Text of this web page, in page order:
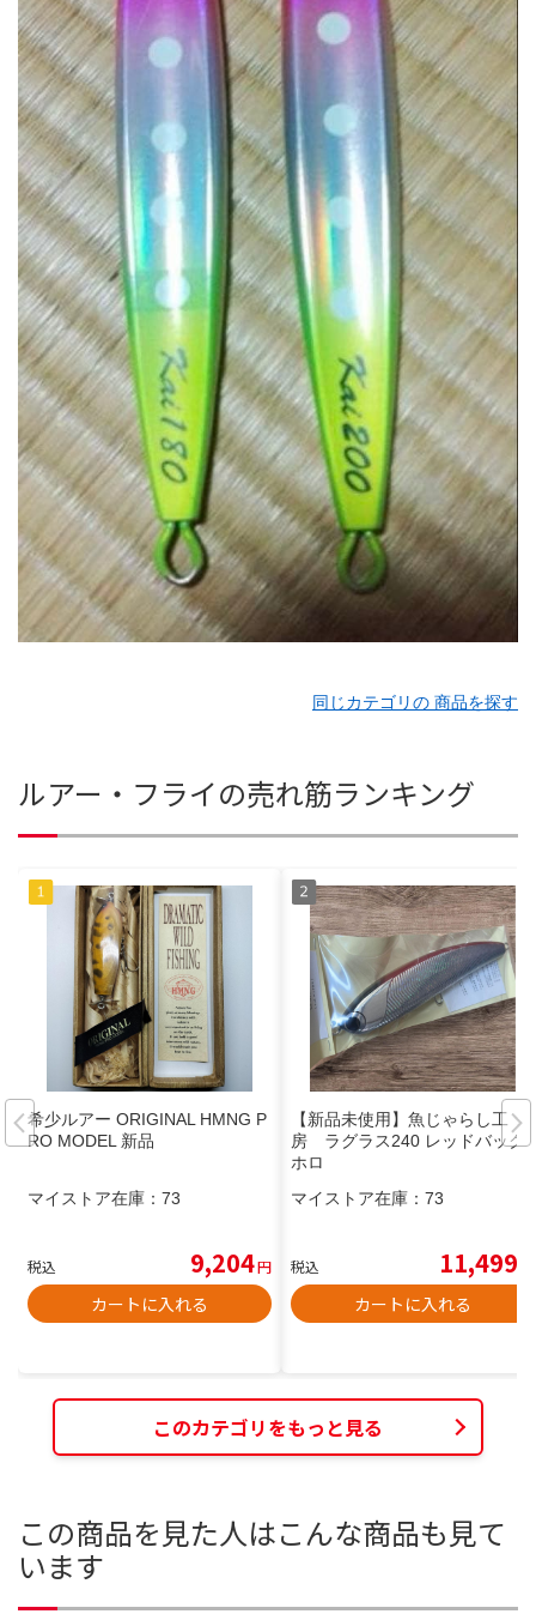
同じカテゴリの 商品を探す
ルアー・フライの売れ筋ランキング
希少ルアー ORIGINAL HMNG P
RO MODEL 新品
マイストア在庫： 73
税込 9,204円
カートに入れる
【新品未使用】魚じゃらし工
房 ラグラス240 レッドバック
ホロ
マイストア在庫： 73
税込 11,499
カートに入れる
このカテゴリをもっと見る
この商品を見た人はこんな商品も見て
います